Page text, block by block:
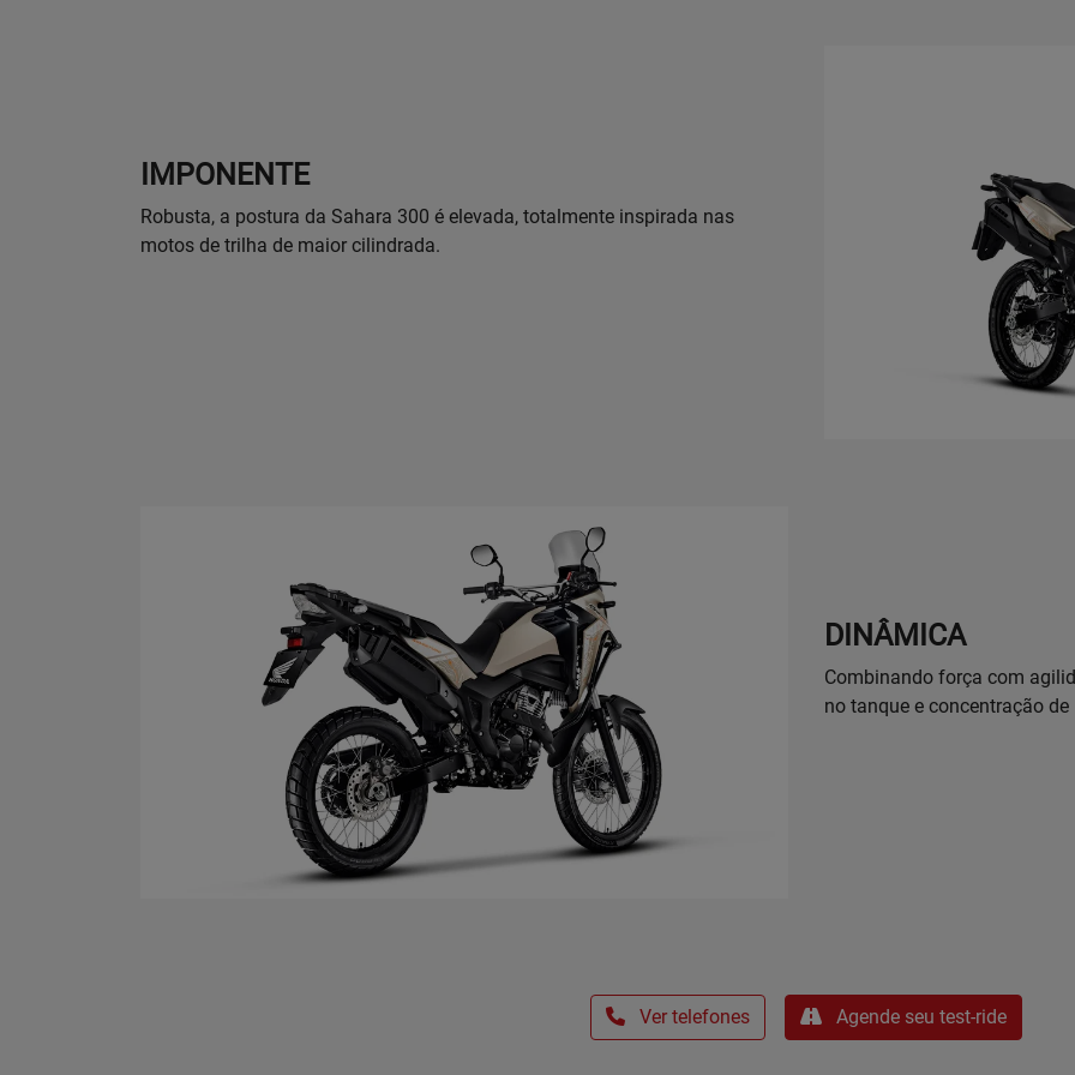
IMPONENTE
Robusta, a postura da Sahara 300 é elevada, totalmente inspirada nas
motos de trilha de maior cilindrada.
DINÂMICA
Combinando força com
no tanque e concentração
Ver telefones Agende seu test-ride